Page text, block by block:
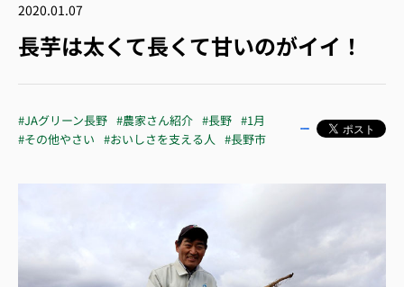
2020.01.07
長芋は太くて長くて甘いのがイイ！
#JAグリーン長野 #農家さん紹介 #長野 #1月
#その他やさい #おいしさを支える人 #長野市